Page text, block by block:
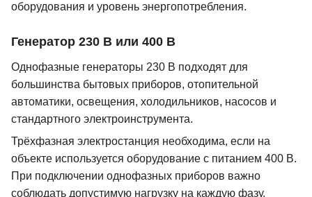
оборудования и уровень энергопотребления.
Генератор 230 В или 400 В
Однофазные генераторы 230 В подходят для
большинства бытовых приборов, отопительной
автоматики, освещения, холодильников, насосов и
стандартного электроинструмента.
Трёхфазная электростанция необходима, если на
объекте используется оборудование с питанием 400 В.
При подключении однофазных приборов важно
соблюдать допустимую нагрузку на каждую фазу.